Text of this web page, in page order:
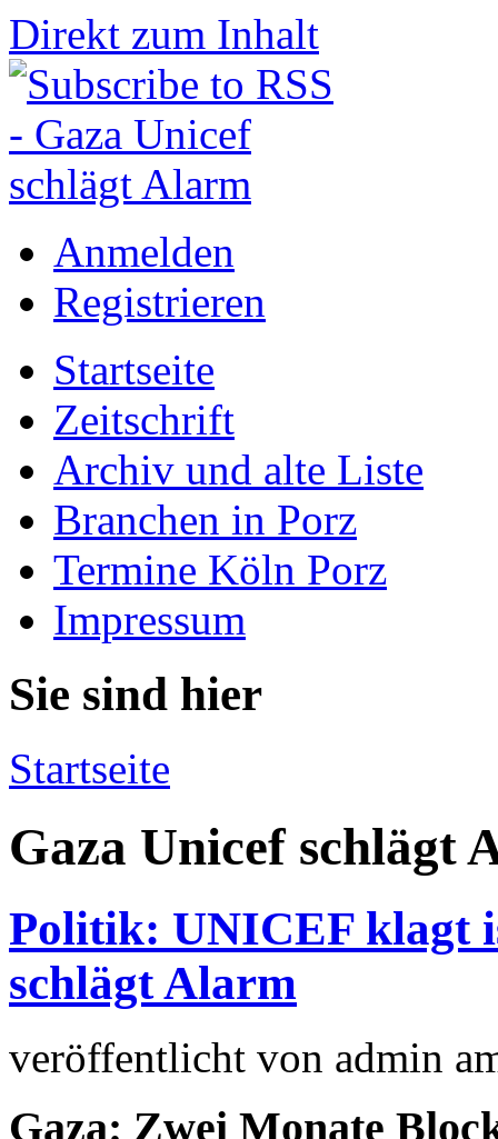
Direkt zum Inhalt
Anmelden
Registrieren
Startseite
Zeitschrift
Archiv und alte Liste
Branchen in Porz
Termine Köln Porz
Impressum
Sie sind hier
Startseite
Gaza Unicef schlägt
Politik: UNICEF klagt
schlägt Alarm
veröffentlicht von admin
Gaza: Zwei Monate